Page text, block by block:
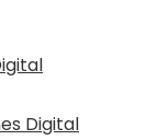
Digital